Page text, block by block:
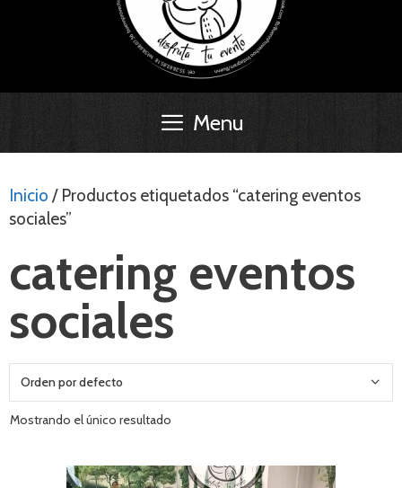
Menu
Inicio / Productos etiquetados “catering eventos
sociales”
catering eventos
sociales
Mostrando el único resultado